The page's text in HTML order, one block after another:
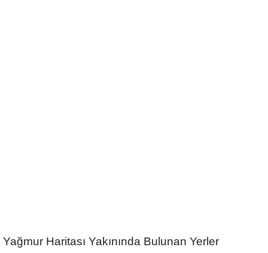
Yağmur Haritası Yakınında Bulunan Yerler